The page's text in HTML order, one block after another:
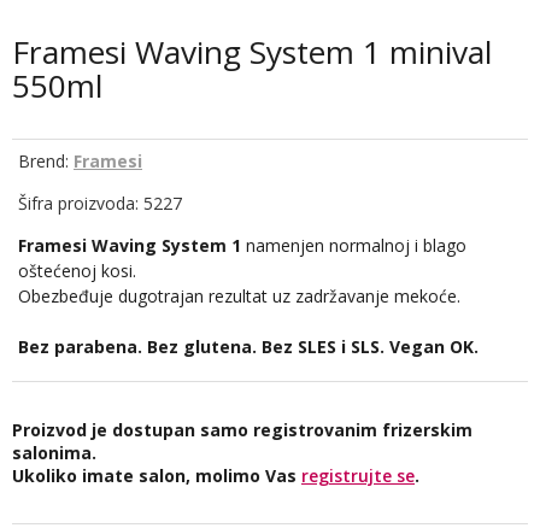
Framesi Waving System 1 minival
550ml
Brend: Framesi
Šifra proizvoda: 5227
Framesi Waving System 1 namenjen normalnoj i blago
oštećenoj kosi.
Obezbeđuje dugotrajan rezultat uz zadržavanje mekoće.
Bez parabena. Bez glutena. Bez SLES i SLS. Vegan OK.
Proizvod je dostupan samo registrovanim frizerskim
salonima.
Ukoliko imate salon, molimo Vas registrujte se.